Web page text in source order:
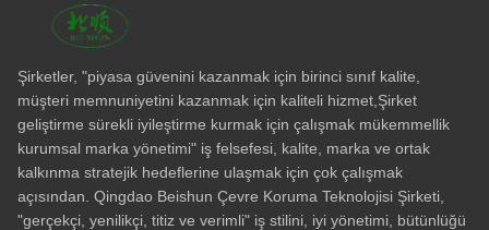
Şirketler, "piyasa güvenini kazanmak için birinci sınıf kalite,
müşteri memnuniyetini kazanmak için kaliteli hizmet,Şirket
geliştirme sürekli iyileştirme kurmak için çalışmak mükemmellik
kurumsal marka yönetimi" iş felsefesi, kalite, marka ve ortak
kalkınma stratejik hedeflerine ulaşmak için çok çalışmak
açısından. Qingdao Beishun Çevre Koruma Teknolojisi Şirketi,
"gerçekçi, yenilikçi, titiz ve verimli" iş stilini, iyi yönetimi, bütünlüğü